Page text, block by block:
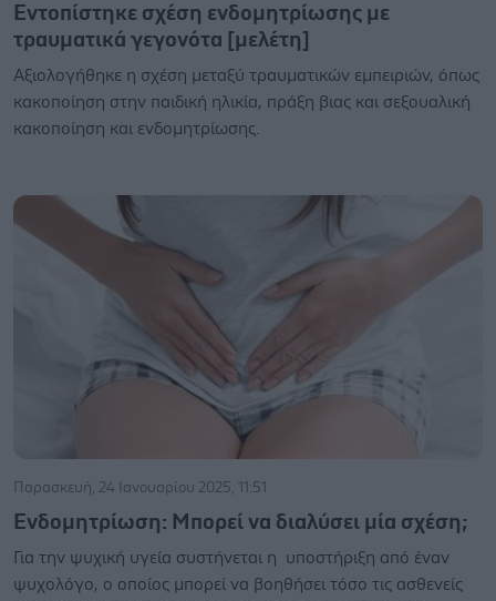
Εντοπίστηκε σχέση ενδομητρίωσης με
τραυματικά γεγονότα [μελέτη]
Αξιολογήθηκε η σχέση μεταξύ τραυματικών εμπειριών, όπως
κακοποίηση στην παιδική ηλικία, πράξη βιας και σεξουαλική
κακοποίηση και ενδομητρίωσης.
Παρασκευή, 24 Ιανουαρίου 2025, 11:51
Ενδομητρίωση: Μπορεί να διαλύσει μία σχέση;
Για την ψυχική υγεία συστήνεται η υποστήριξη από έναν
ψυχολόγο, ο οποίος μπορεί να βοηθήσει τόσο τις ασθενείς